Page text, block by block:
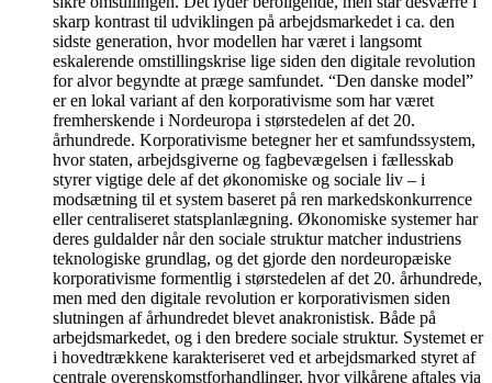
skarp kontrast til udviklingen på arbejdsmarkedet i ca. den
sidste generation, hvor modellen har været i langsomt
eskalerende omstillingskrise lige siden den digitale revolution
for alvor begyndte at præge samfundet. “Den danske model”
er en lokal variant af den korporativisme som har været
fremherskende i Nordeuropa i størstedelen af det 20.
århundrede. Korporativisme betegner her et samfundssystem,
hvor staten, arbejdsgiverne og fagbevægelsen i fællesskab
styrer vigtige dele af det økonomiske og sociale liv – i
modsætning til et system baseret på ren markedskonkurrence
eller centraliseret statsplanlægning. Økonomiske systemer har
deres guldalder når den sociale struktur matcher industriens
teknologiske grundlag, og det gjorde den nordeuropæiske
korporativisme formentlig i størstedelen af det 20. århundrede,
men med den digitale revolution er korporativismen siden
slutningen af århundredet blevet anakronistisk. Både på
arbejdsmarkedet, og i den bredere sociale struktur. Systemet er
i hovedtrækkene karakteriseret ved et arbejdsmarked styret af
centrale overenskomstforhandlinger, hvor vilkårene aftales via